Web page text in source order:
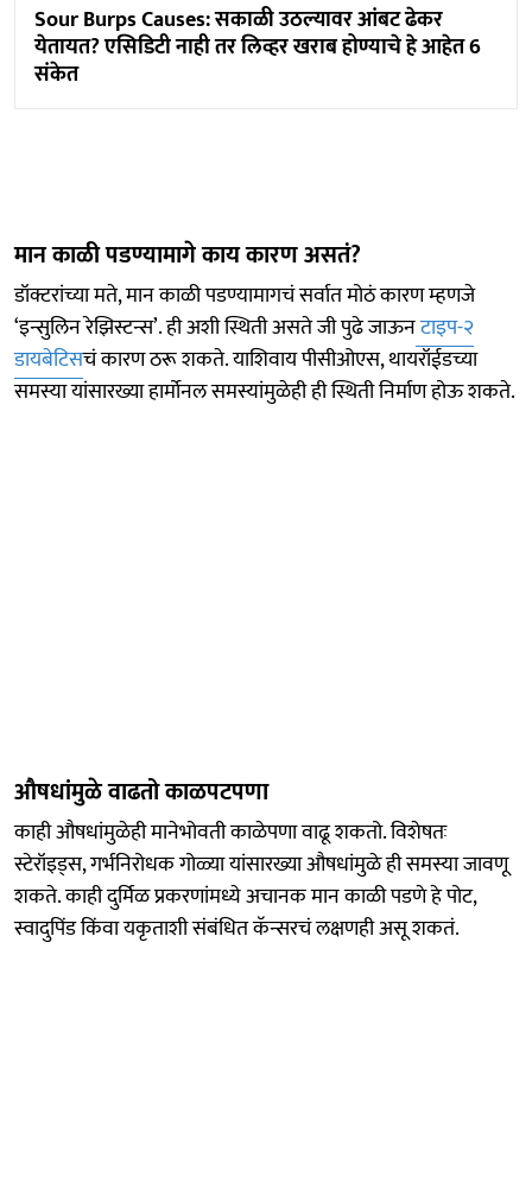
Sour Burps Causes: सकाळी उठल्यावर आंबट ढेकर
येतायत? एसिडिटी नाही तर लिव्हर खराब होण्याचे हे आहेत 6
संकेत
मान काळी पडण्यामागे काय कारण असतं?
डॉक्टरांच्या मते, मान काळी पडण्यामागचं सर्वात मोठं कारण म्हणजे
‘इन्सुलिन रेझिस्टन्स’. ही अशी स्थिती असते जी पुढे जाऊनटाइप-२
डायबेटिसचं कारण ठरू शकते. याशिवाय पीसीओएस, थायरॉईडच्या
समस्या यांसारख्या हार्मोनल समस्यांमुळेही ही स्थिती निर्माण होऊ शकते.
औषधांमुळे वाढतो काळपटपणा
काही औषधांमुळेही मानेभोवती काळेपणा वाढू शकतो. विशेषतः
स्टेरॉइड्स, गर्भनिरोधक गोळ्या यांसारख्या औषधांमुळे ही समस्या जावणू
शकते. काही दुर्मिळ प्रकरणांमध्ये अचानक मान काळी पडणे हे पोट,
स्वादुपिंड किंवा यकृताशी संबंधित कॅन्सरचं लक्षणही असू शकतं.